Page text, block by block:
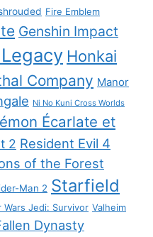
Fire Emblem
Genshin Impact
Honkai
Company Manor
Ni No Kuni Cross Worlds
Écarlate et
2 Resident Evil 4
of the Forest
Man 2 Starfield
Wars Jedi: Survivor Valheim
Dynasty